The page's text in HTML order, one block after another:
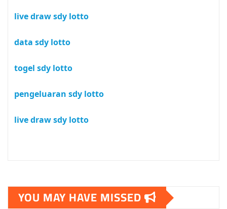
live draw sdy lotto
data sdy lotto
togel sdy lotto
pengeluaran sdy lotto
live draw sdy lotto
YOU MAY HAVE MISSED